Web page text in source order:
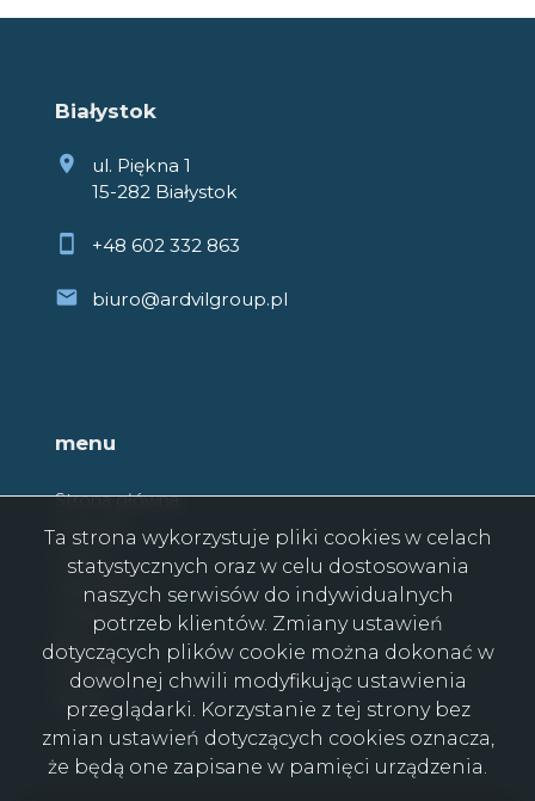
Białystok
ul. Piękna 1
15-282 Białystok
+48 602 332 863
biuro@ardvilgroup.pl
menu
Strona główna
O firmie
Oferty
Zgłoszenia
Ulubione
Blog
Kontakt
Rodo
Ta strona wykorzystuje pliki cookies w celach
statystycznych oraz w celu dostosowania
naszych serwisów do indywidualnych
potrzeb klientów. Zmiany ustawień
dotyczących plików cookie można dokonać w
dowolnej chwili modyfikując ustawienia
przeglądarki. Korzystanie z tej strony bez
zmian ustawień dotyczących cookies oznacza,
że będą one zapisane w pamięci urządzenia.